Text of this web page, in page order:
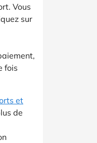
Vous
sur
fois
et
de